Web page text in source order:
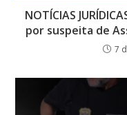
NOTÍCIAS
por suspeita de
7